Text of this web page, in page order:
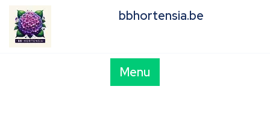
content
bbhortensia.be
Menu